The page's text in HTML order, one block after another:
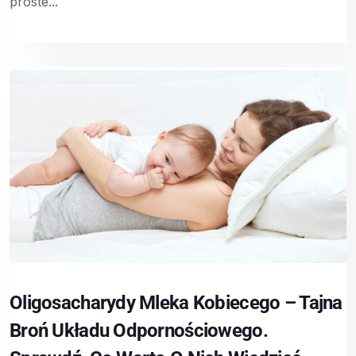
Oligosacharydy Mleka Kobiecego – Tajna
Broń Układu Odpornościowego.